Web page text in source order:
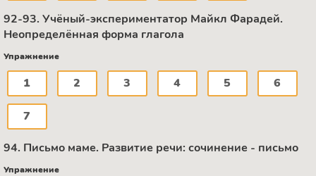
92-93. Учёный-экспериментатор Майкл Фарадей.
Неопределённая форма глагола
Упражнение
1 2 3 4 5 6
7
94. Письмо маме. Развитие речи: сочинение - письмо
Упражнение